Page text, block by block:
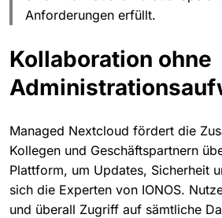
Anforderungen erfüllt.
Kollaboration ohne
Managed Nextcloud fördert die
Kollegen und Geschäftspartnern
Plattform, um Updates, Sicherheit
sich die Experten von IONOS.
und überall Zugriff auf sämtliche